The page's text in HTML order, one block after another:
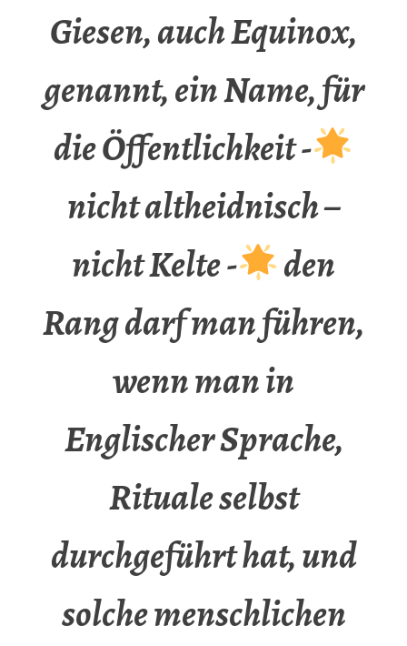
Giesen, auch Equinox,
genannt, ein Name, für
die Öffentlichkeit -
nicht altheidnisch –
nicht Kelte -
den
Rang darf man führen,
wenn man in
Englischer Sprache,
Rituale selbst
durchgeführt hat, und
solche menschlichen